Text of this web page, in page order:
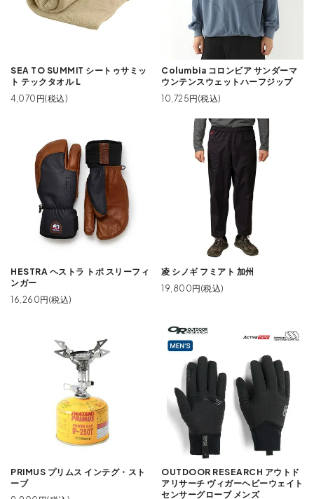
SEA TO SUMMIT シートゥサミッ
ト テックタオル L
4,070円(税込)
Columbia コロンビア サンダーマ
ウンテンスウェットハーフジップ
10,725円(税込)
HESTRA ヘストラ トポ スリーフィ
ンガー
16,260円(税込)
凌 シノギ フミアト 加州
19,800円(税込)
PRIMUS プリムス インテグ・スト
ーブ
OUTDOOR RESEARCH アウトド
アリサーチ ヴィガーヘビーウェイト
センサーグローブ メンズ